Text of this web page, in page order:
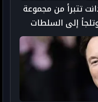
تتبرأ من مجموعة
إلى السلطات